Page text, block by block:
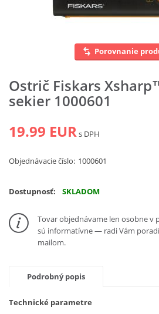
novinka v ponukePorovnanie
Ostrič Fiskars
sekier 1000601
19.99 EURs DPH
Objednávacie číslo: 1000601
Dostupnosť: SKLADOM
Tovar objednávame len osobne v
sú informatívne — radi Vám
mailom.
Podrobný popis
Technické parametre